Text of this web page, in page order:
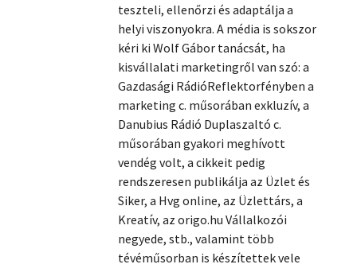
Tankönyv, segédkönyv
Társadalomtudomány
teszteli, ellenőrzi és adaptálja a
helyi viszonyokra. A média is sokszor
kéri ki Wolf Gábor tanácsát, ha
kisvállalati marketingről van szó: a
Gazdasági RádióReflektorfényben a
marketing c. műsorában exkluzív, a
Danubius Rádió Duplaszaltó c.
műsorában gyakori meghívott
vendég volt, a cikkeit pedig
rendszeresen publikálja az Üzlet és
Siker, a Hvg online, az Üzlettárs, a
Kreatív, az origo.hu Vállalkozói
negyede, stb., valamint több
tévéműsorban is készítettek vele